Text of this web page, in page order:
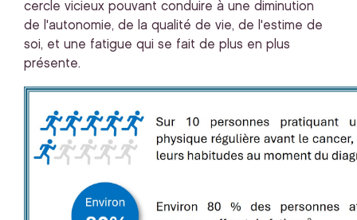
cercle vicieux pouvant conduire à une diminution
de l'autonomie, de la qualité de vie, de l'estime de
soi, et une fatigue qui se fait de plus en plus
présente.